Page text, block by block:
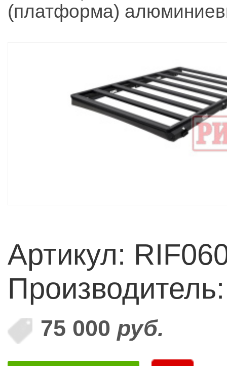
(платформа)
Артикул:
75 000 руб.